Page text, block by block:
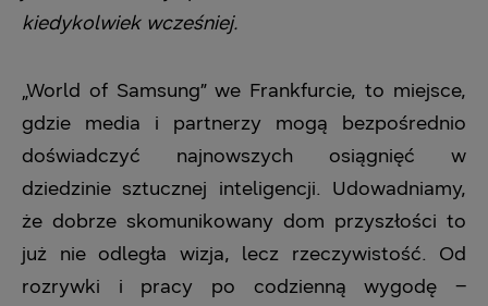
kiedykolwiek wcześniej.
„World of Samsung” we Frankfurcie, to miejsce,
gdzie media i partnerzy mogą bezpośrednio
doświadczyć najnowszych osiągnięć w
dziedzinie sztucznej inteligencji. Udowadniamy,
że dobrze skomunikowany dom przyszłości to
już nie odległa wizja, lecz rzeczywistość. Od
rozrywki i pracy po codzienną wygodę –